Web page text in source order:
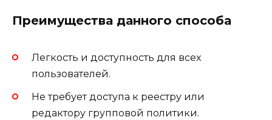
Преимущества данного способа
Легкость и доступность для всех
пользователей.
Не требует доступа к реестру или
редактору групповой политики.